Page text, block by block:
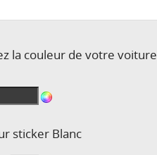
la couleur de votre voiture
sticker Blanc